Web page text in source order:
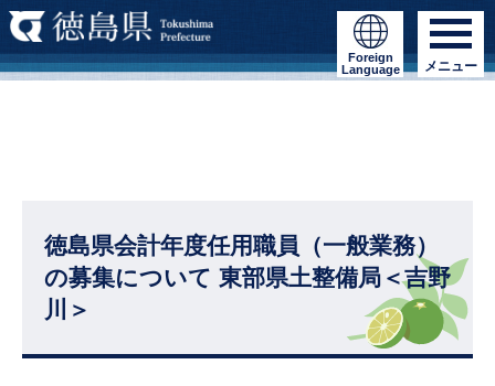
Foreign
Language
メニュー
徳島県会計年度任用職員（一般業務）
の募集について 東部県土整備局＜吉野
川＞